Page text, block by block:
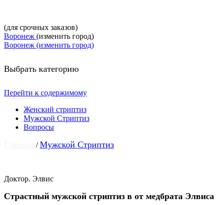
(для срочных заказов)
Воронеж (изменить город)
Воронеж (изменить город)
Выбрать категорию
Перейти к содержимому
Женский стриптиз
Мужской Стриптиз
Вопросы
/Мужской Стриптиз
Доктор. Элвис
Страстный мужской стриптиз в от медбрата Элвиса